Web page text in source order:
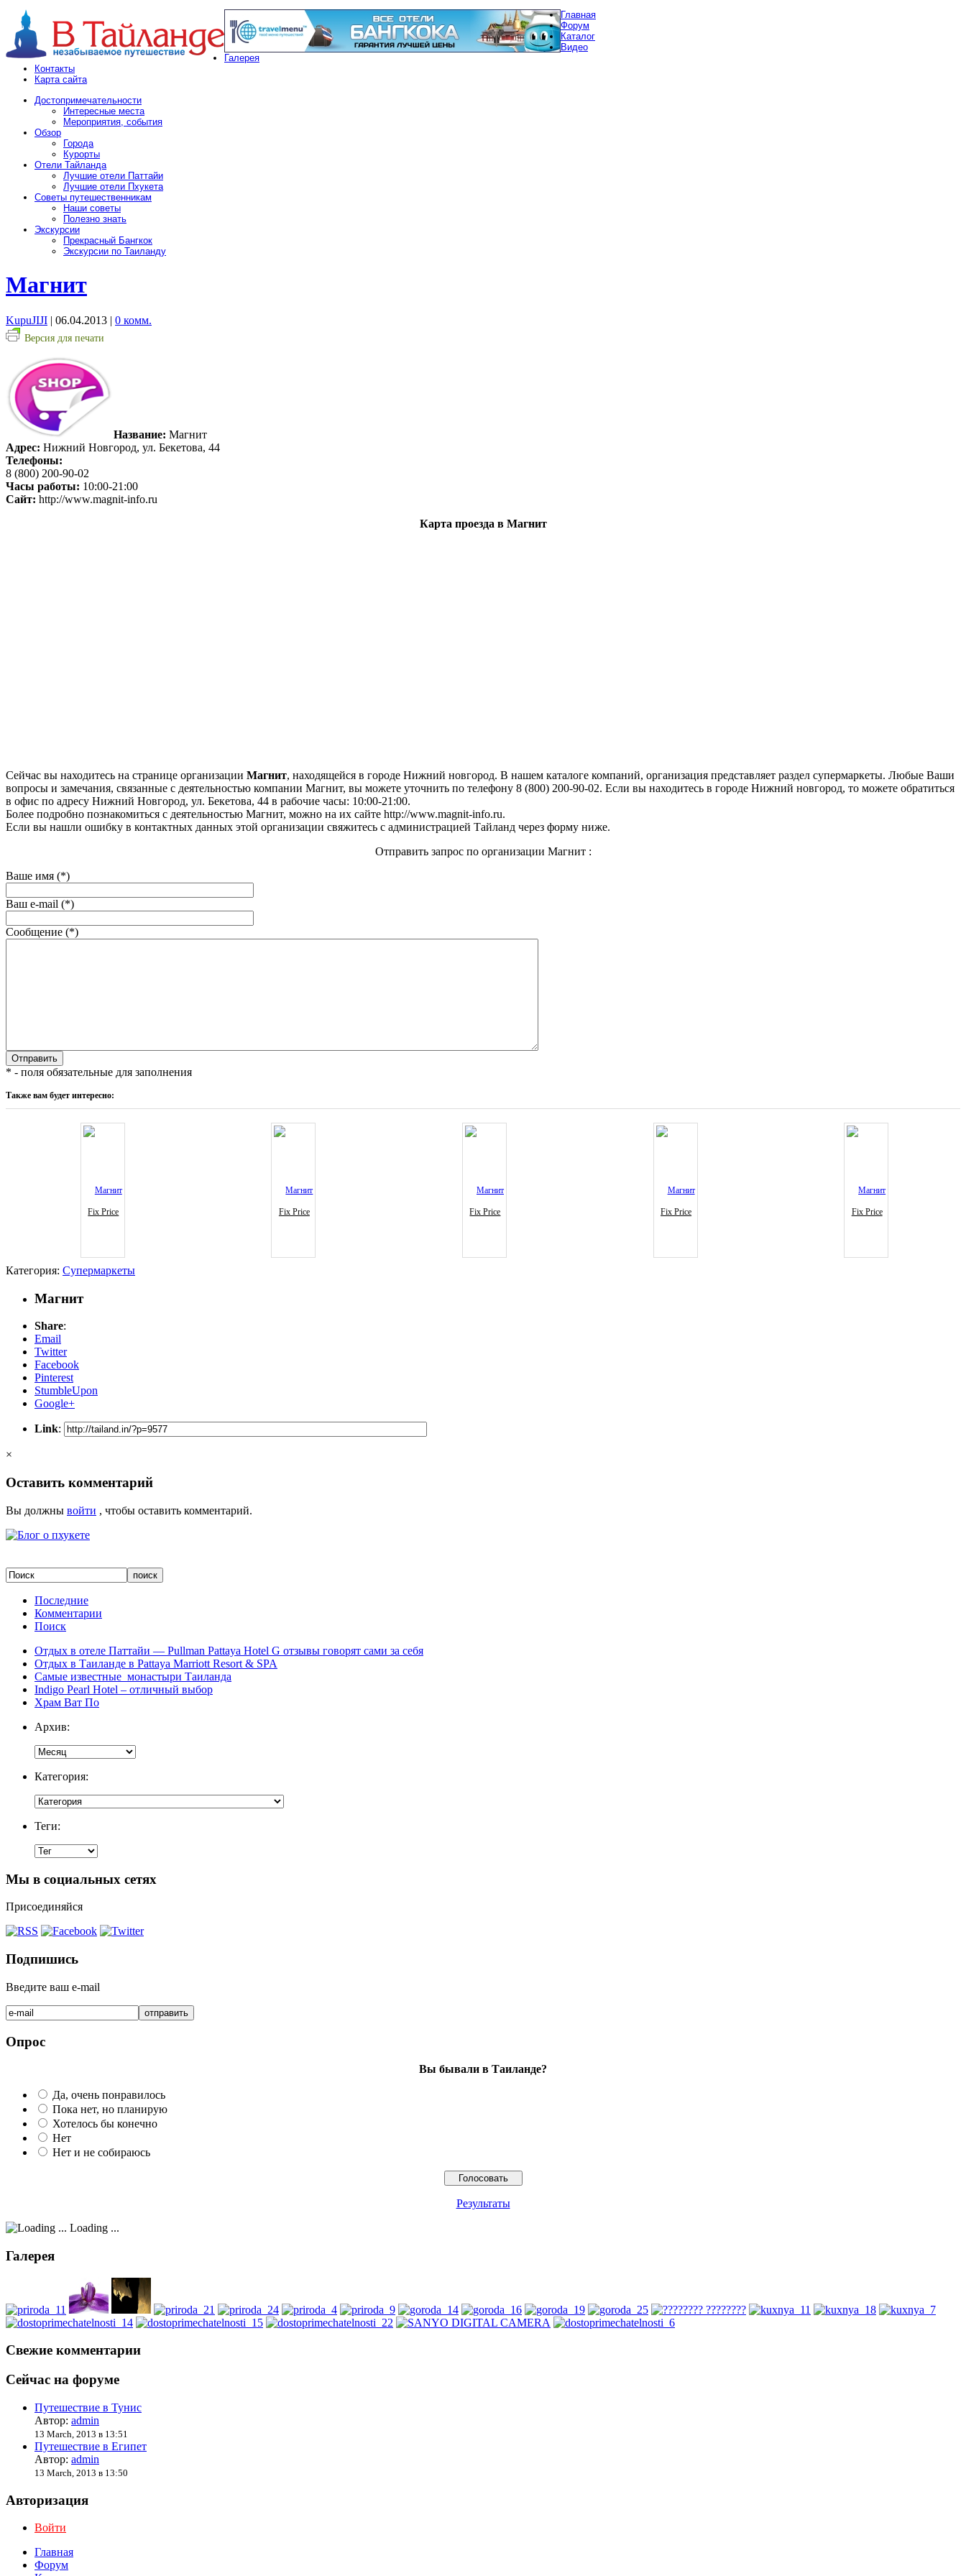
Главная
Форум
Каталог
Видео
Галерея
Контакты
Карта сайта
Достопримечательности
Интересные места
Мероприятия, события
Обзор
Города
Курорты
Отели Тайланда
Лучшие отели Паттайи
Лучшие отели Пхукета
Советы путешественникам
Наши советы
Полезно знать
Экскурсии
Прекрасный Бангкок
Экскурсии по Таиланду
Магнит
KupuJIJI | 06.04.2013 | 0 комм.
Версия для печати
Название: Магнит
Адрес: Нижний Новгород, ул. Бекетова, 44
Телефоны:
8 (800) 200-90-02
Часы работы: 10:00-21:00
Сайт: http://www.magnit-info.ru
Карта проезда в Магнит
Сейчас вы находитесь на странице организации Магнит, находящейся в городе Нижний новгород. В нашем каталоге компаний, организация представляет раздел супермаркеты. Любые Ваши
вопросы и замечания, связанные с деятельностью компании Магнит, вы можете уточнить по телефону 8 (800) 200-90-02. Если вы находитесь в городе Нижний новгород, то можете обратиться
в офис по адресу Нижний Новгород, ул. Бекетова, 44 в рабочие часы: 10:00-21:00.
Более подробно познакомиться с деятельностью Магнит, можно на их сайте http://www.magnit-info.ru.
Если вы нашли ошибку в контактных данных этой организации свяжитесь с администрацией Тайланд через форму ниже.
Отправить запрос по организации Магнит :
Ваше имя (*)
Ваш e-mail (*)
Сообщение (*)
* - поля обязательные для заполнения
Также вам будет интересно:
Fix Price Fix Price Fix Price Fix Price Fix Price
Категория: Супермаркеты
Магнит
Share:
Email
Twitter
Facebook
Pinterest
StumbleUpon
Google+
Link:
×
Оставить комментарий
Вы должны войти , чтобы оставить комментарий.
Последние
Комментарии
Поиск
Отдых в отеле Паттайи — Pullman Pattaya Hotel G отзывы говорят сами за себя
Отдых в Таиланде в Pattaya Marriott Resort & SPA
Самые известные монастыри Таиланда
Indigo Pearl Hotel – отличный выбор
Храм Ват По
Архив:
Категория:
Теги:
Мы в социальных сетях
Присоединяйся
Подпишись
Введите ваш e-mail
Опрос
Вы бывали в Таиланде?
Да, очень понравилось
Пока нет, но планирую
Хотелось бы конечно
Нет
Нет и не собираюсь
Результаты
Loading ...
Галерея
Свежие комментарии
Сейчас на форуме
Путешествие в Тунис
Автор: admin
13 March, 2013 в 13:51
Путешествие в Египет
Автор: admin
13 March, 2013 в 13:50
Авторизация
Войти
Главная
Форум